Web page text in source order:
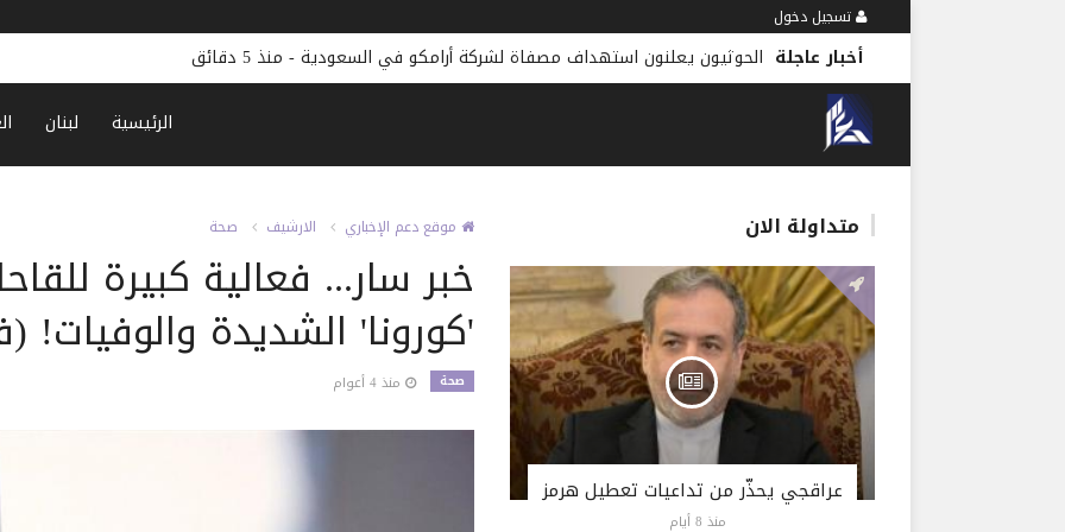
تسجيل دخول
أخبار عاجلة الحوثيون يعلنون استهداف مصفاة لشركة أرامكو في السعودية- منذ 5 دقائق
الرئيسية لبنان
موقع دعم الإخباري الارشيف صحة
خبر سار... فعالية كبيرة
'كورونا' الشديدة والوفيات!
صحة منذ 4 أعوام
متداولة الان
عراقجي يحذّر من تداعيات تعطيل هرمز
منذ 8 أيام